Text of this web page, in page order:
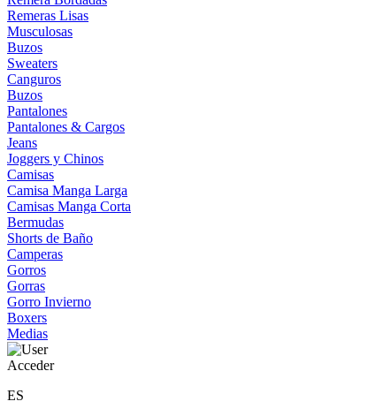
Remeras Lisas
Musculosas
Buzos
Sweaters
Canguros
Buzos
Pantalones
Pantalones & Cargos
Jeans
Joggers y Chinos
Camisas
Camisa Manga Larga
Camisas Manga Corta
Bermudas
Shorts de Baño
Camperas
Gorros
Gorras
Gorro Invierno
Boxers
Medias
Acceder
ES